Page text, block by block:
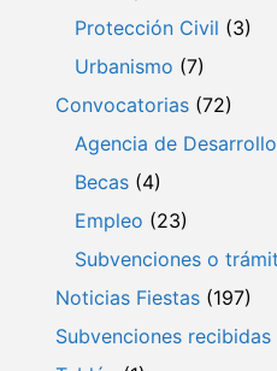
Protección Civil (3)
Urbanismo (7)
Convocatorias (72)
Agencia de
Becas (4)
Empleo (23)
Subvenciones o
Noticias Fiestas (197)
Subvenciones recibidas